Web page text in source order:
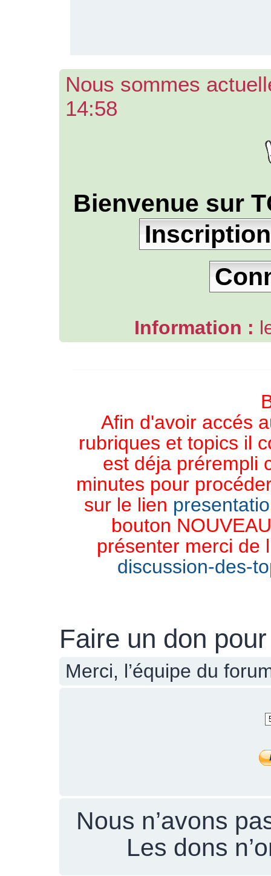
Nous sommes
14:58
Bienvenue sur
Inscription
Information :
Afin d'avoir accés
rubriques et topics il
est déja prérempli
minutes pour
sur le lien
bouton
présenter merci de
discussion-des-
Faire un don
Merci, l’équipe du
Nous n’avons
Les dons